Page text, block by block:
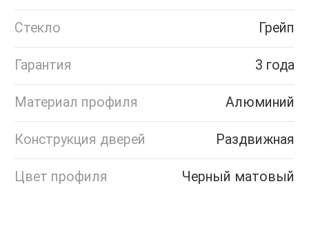
Стекло Грейп
Гарантия 3 года
Материал профиля Алюминий
Конструкция дверей Раздвижная
Цвет профиля Черный матовый